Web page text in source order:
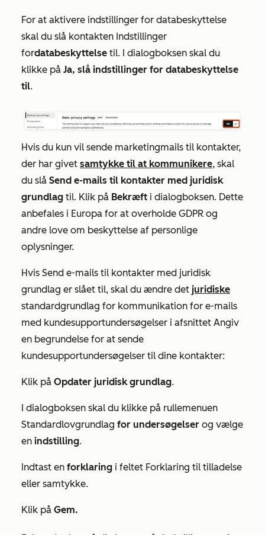
For at aktivere indstillinger for databeskyttelse
skal du slå kontakten Indstillinger
fordatabeskyttelse til. I dialogboksen skal du
klikke på Ja, slå indstillinger for databeskyttelse
til.
Hvis du kun vil sende marketingmails til kontakter,
der har givet samtykke til at kommunikere, skal
du slå Send e-mails til kontakter med juridisk
grundlag til. Klik på Bekræft i dialogboksen. Dette
anbefales i Europa for at overholde GDPR og
andre love om beskyttelse af personlige
oplysninger.
Hvis Send e-mails til kontakter med juridisk
grundlag er slået til, skal du ændre det juridiske
standardgrundlag for kommunikation for e-mails
med kundesupportundersøgelser i afsnittet Angiv
en begrundelse for at sende
kundesupportundersøgelser til dine kontakter:
Klik på Opdater juridisk grundlag.
I dialogboksen skal du klikke på rullemenuen
Standardlovgrundlag for undersøgelser og vælge
en indstilling.
Indtast en forklaring i feltet Forklaring til tilladelse
eller samtykke.
Klik på Gem.